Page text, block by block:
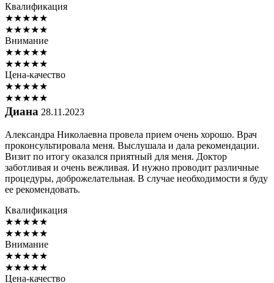
Квалификация
★★★★★
★★★★★
Внимание
★★★★★
★★★★★
Цена-качество
★★★★★
★★★★★
Диана 28.11.2023
Александра Николаевна провела прием очень хорошо. Врач
проконсультировала меня. Выслушала и дала рекомендации.
Визит по итогу оказался приятный для меня. Доктор
заботливая и очень вежливая. И нужно проводит различные
процедуры, доброжелательная. В случае необходимости я буду
ее рекомендовать.
Квалификация
★★★★★
★★★★★
Внимание
★★★★★
★★★★★
Цена-качество